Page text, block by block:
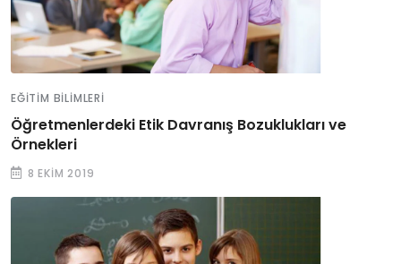
EĞITIM BILIMLERI
Öğretmenlerdeki Etik Davranış Bozuklukları ve
Örnekleri
8 EKIM 2019